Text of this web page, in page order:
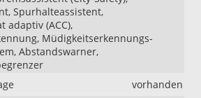
Spurhalteassistent,
adaptiv (ACC),
Müdigkeitserkennungs-
Abstandswarner,
vorhanden